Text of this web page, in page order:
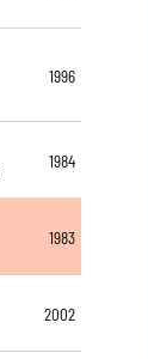
1996
1984
1983
2002